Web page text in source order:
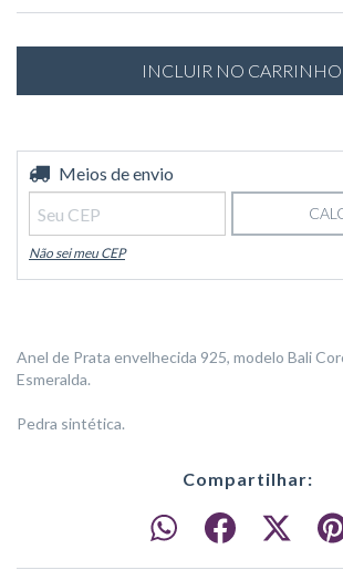
Entregas para o CEP:
Meios de envio
Não sei meu CEP
Anel de Prata envelhecida 925, modelo Bali
Esmeralda.
Pedra sintética.
Compartilhar: